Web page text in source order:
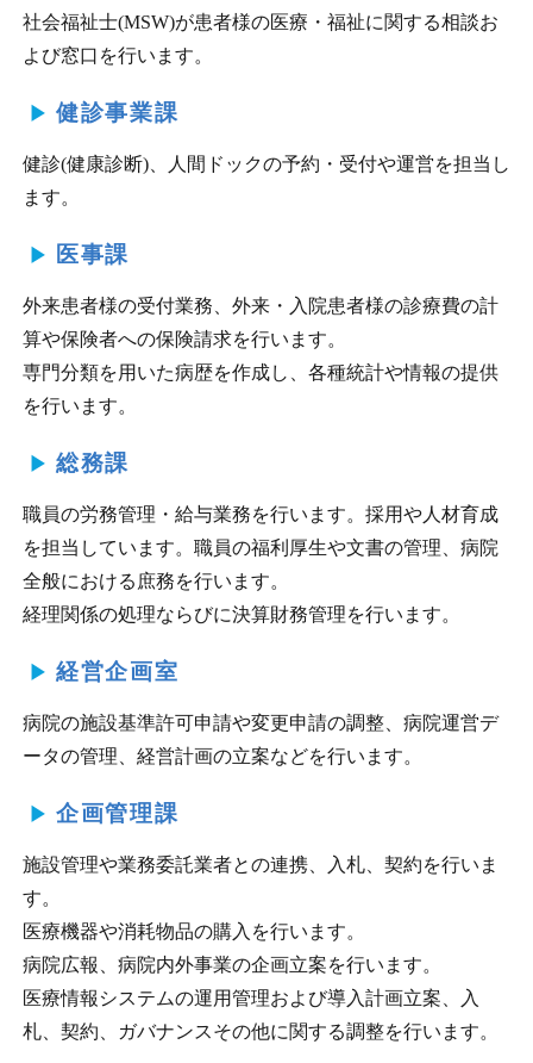
社会福祉士(MSW)が患者様の医療・福祉に関する相談お
よび窓口を行います。
健診事業課
健診(健康診断)、人間ドックの予約・受付や運営を担当し
ます。
医事課
外来患者様の受付業務、外来・入院患者様の診療費の計
算や保険者への保険請求を行います。
専門分類を用いた病歴を作成し、各種統計や情報の提供
を行います。
総務課
職員の労務管理・給与業務を行います。採用や人材育成
を担当しています。職員の福利厚生や文書の管理、病院
全般における庶務を行います。
経理関係の処理ならびに決算財務管理を行います。
経営企画室
病院の施設基準許可申請や変更申請の調整、病院運営デ
ータの管理、経営計画の立案などを行います。
企画管理課
施設管理や業務委託業者との連携、入札、契約を行いま
す。
医療機器や消耗物品の購入を行います。
病院広報、病院内外事業の企画立案を行います。
医療情報システムの運用管理および導入計画立案、入
札、契約、ガバナンスその他に関する調整を行います。